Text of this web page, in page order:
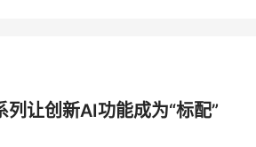
让创新AI功能成为“标配”